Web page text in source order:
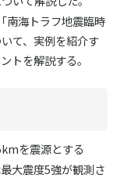
南海トラフ地震臨時
て、実例を紹介す
トを解説する。
を震源とする
大震度5強が観測さ